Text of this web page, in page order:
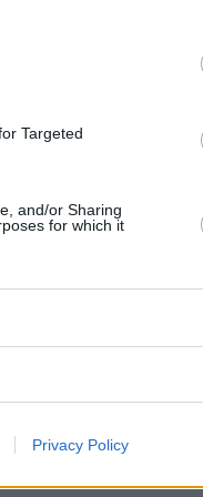
Targeted
and/or Sharing
for which it
Privacy Policy
12.500 κλειστά
μια
σεφ που...
υποστηρίζει